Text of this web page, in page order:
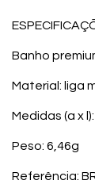
Banho
Material: liga
Medidas (a x
Peso: 6,46g
Referência: